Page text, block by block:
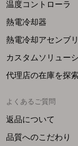
温度コントローラ
熱電冷却器
熱電冷却アセンブ
カスタムソリュー
代理店の在庫を探
よくあるご質問
返品について
品質へのこだわり